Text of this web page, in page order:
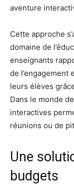
aventure
Cette approche
domaine de
enseignants
de l’engagement
leurs élèves
Dans le monde
interactives
réunions ou de
Une
budgets